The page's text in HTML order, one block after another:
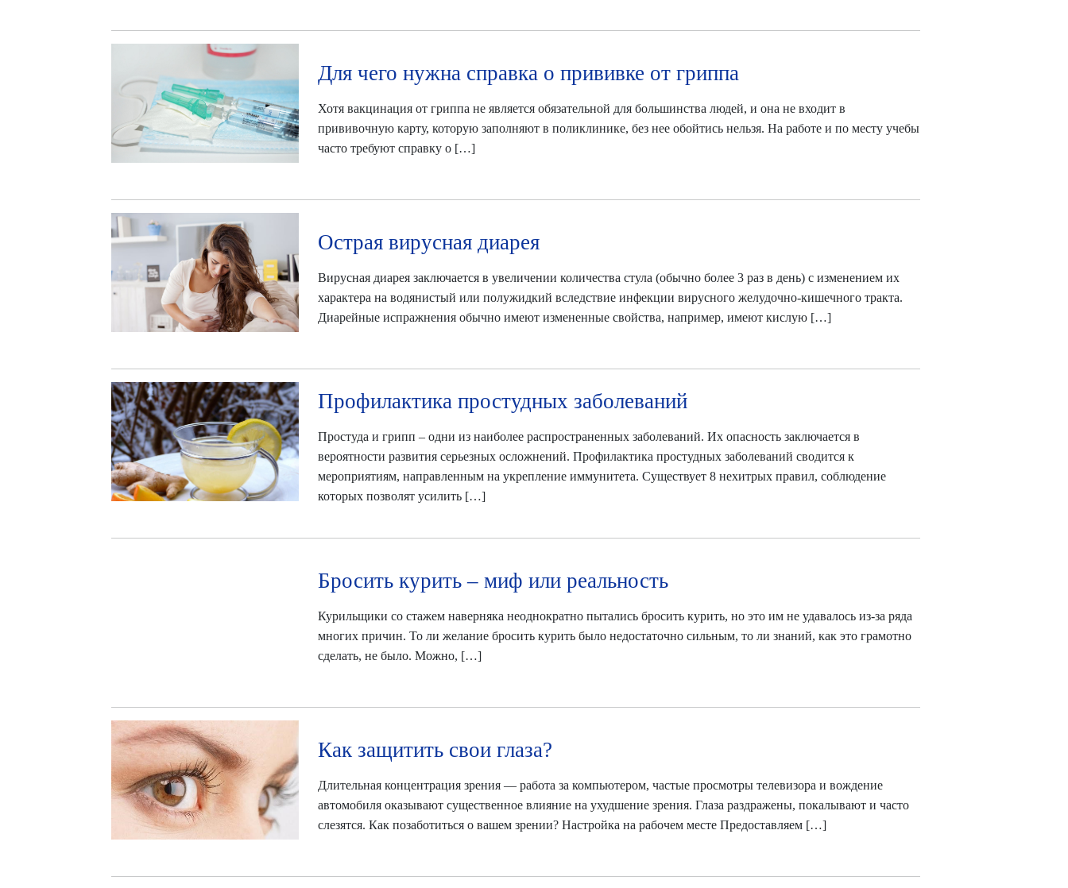
Для чего нужна справка о прививке от гриппа
Хотя вакцинация от гриппа не является обязательной для большинства людей, и она не входит в
прививочную карту, которую заполняют в поликлинике, без нее обойтись нельзя. На работе и по месту учебы
часто требуют справку о […]
Острая вирусная диарея
Вирусная диарея заключается в увеличении количества стула (обычно более 3 раз в день) с изменением их
характера на водянистый или полужидкий вследствие инфекции вирусного желудочно-кишечного тракта.
Диарейные испражнения обычно имеют измененные свойства, например, имеют кислую […]
Профилактика простудных заболеваний
Простуда и грипп – одни из наиболее распространенных заболеваний. Их опасность заключается в
вероятности развития серьезных осложнений. Профилактика простудных заболеваний сводится к
мероприятиям, направленным на укрепление иммунитета. Существует 8 нехитрых правил, соблюдение
которых позволят усилить […]
Бросить курить – миф или реальность
Курильщики со стажем наверняка неоднократно пытались бросить курить, но это им не удавалось из-за ряда
многих причин. То ли желание бросить курить было недостаточно сильным, то ли знаний, как это грамотно
сделать, не было. Можно, […]
Как защитить свои глаза?
Длительная концентрация зрения — работа за компьютером, частые просмотры телевизора и вождение
автомобиля оказывают существенное влияние на ухудшение зрения. Глаза раздражены, покалывают и часто
слезятся. Как позаботиться о вашем зрении? Настройка на рабочем месте Предоставляем […]